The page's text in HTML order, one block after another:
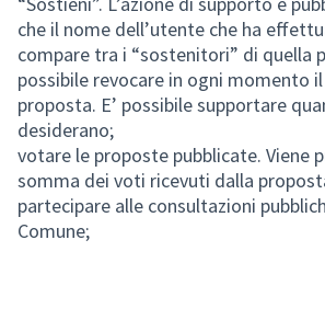
che il nome dell’utente che ha
compare tra i “sostenitori” di quella
possibile revocare in ogni momento
proposta. E’ possibile supportare
desiderano;
votare le proposte pubblicate. Viene
somma dei voti ricevuti dalla
partecipare alle consultazioni
Comune;